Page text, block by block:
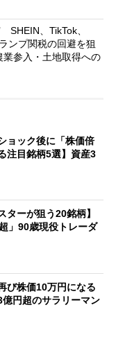
SHEIN、TikTok、
ンプ関税の回避を狙
参入・土地取得への
ョック後に「株価倍
注目銘柄5選】資産3
ターが狙う20銘柄】
」90歳現役トレーダ
び株価10万円になる
億円超のサラリーマン